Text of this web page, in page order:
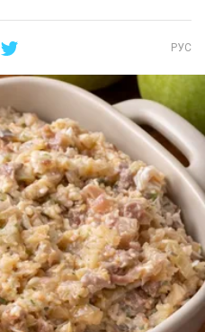
РУС